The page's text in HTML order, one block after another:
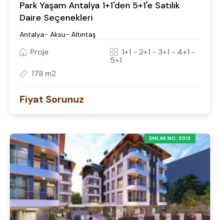
Park Yaşam Antalya 1+1'den 5+1'e Satılık
Daire Seçenekleri
Antalya- Aksu- Altıntaş
Proje
1+1 - 2+1 - 3+1 - 4+1 -
5+1
178 m2
Fiyat Sorunuz
EMLAK NO: 2013